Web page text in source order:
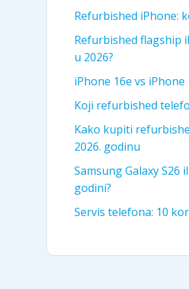
Refurbished iPhone:
Refurbished flagship
u 2026?
iPhone 16e vs
Koji refurbished
Kako kupiti
2026. godinu
Samsung Galaxy S26
godini?
Servis telefona: 10